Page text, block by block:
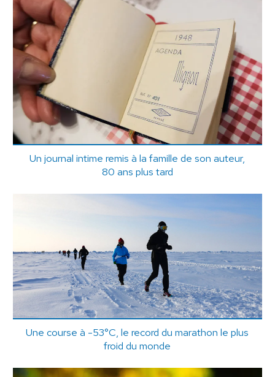
Un journal intime remis à la famille de son auteur,
80 ans plus tard
Une course à -53°C, le record du marathon le plus
froid du monde